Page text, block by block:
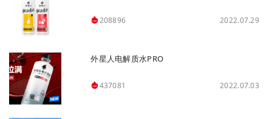
208896 2022.07.29
外星人电解质水PRO
437081 2022.07.03